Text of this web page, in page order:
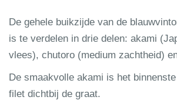
De gehele buikzijde van de
is te verdelen in drie delen: akami
vlees), chutoro (medium zachtheid)
De smaakvolle akami is het
filet dichtbij de graat.